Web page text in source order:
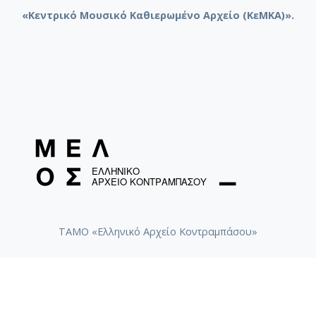
«Κεντρικό Μουσικό Καθιερωμένο Αρχείο (ΚεΜΚΑ)».
ΤΑΜΟ «Ελληνικό Αρχείο Κοντραμπάσου»